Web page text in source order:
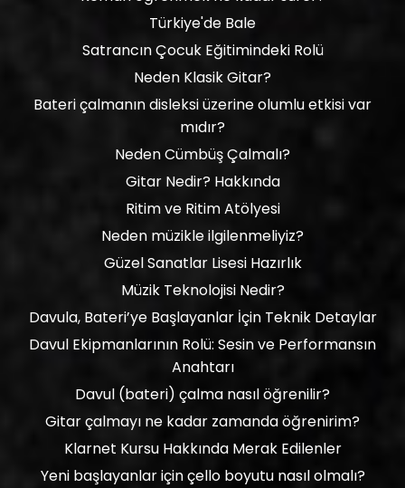
Türkiye'de Bale
Satrancın Çocuk Eğitimindeki Rolü
Neden Klasik Gitar?
Bateri çalmanın disleksi üzerine olumlu etkisi var
mıdır?
Neden Cümbüş Çalmalı?
Gitar Nedir? Hakkında
Ritim ve Ritim Atölyesi
Neden müzikle ilgilenmeliyiz?
Güzel Sanatlar Lisesi Hazırlık
Müzik Teknolojisi Nedir?
Davula, Bateri’ye Başlayanlar İçin Teknik Detaylar
Davul Ekipmanlarının Rolü: Sesin ve Performansın
Anahtarı
Davul (bateri) çalma nasıl öğrenilir?
Gitar çalmayı ne kadar zamanda öğrenirim?
Klarnet Kursu Hakkında Merak Edilenler
Yeni başlayanlar için çello boyutu nasıl olmalı?